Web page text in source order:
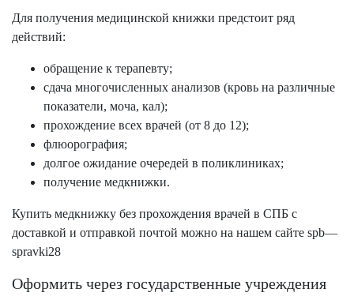
Для получения медицинской книжки предстоит ряд
действий:
обращение к терапевту;
сдача многочисленных анализов (кровь на различные
показатели, моча, кал);
прохождение всех врачей (от 8 до 12);
флюорография;
долгое ожидание очередей в поликлиниках;
получение медкнижки.
Купить медкнижку без прохождения врачей в СПБ с
доставкой и отправкой почтой можно на нашем сайте spb—
spravki28
Оформить через государственные учреждения